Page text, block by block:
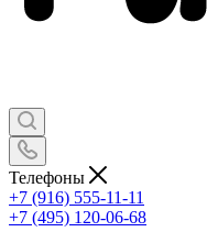
Телефоны
+7 (916) 555-11-11
+7 (495) 120-06-68